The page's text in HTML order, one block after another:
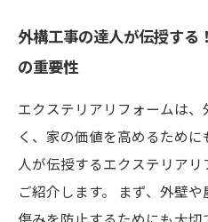
外構工事の達人が伝授する
の重要性
エクステリアリフォームは
く、家の価値を高めるため
人が伝授するエクステリア
ご紹介します。 まず、外壁